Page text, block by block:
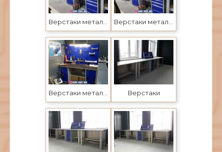
Верстаки металлические в Усть-Каменогорске и Семее Верстаки металлические в Усть-Каменогорске и Семее
Верстаки металлические в Усть-Каменогорске и Семее Верстаки